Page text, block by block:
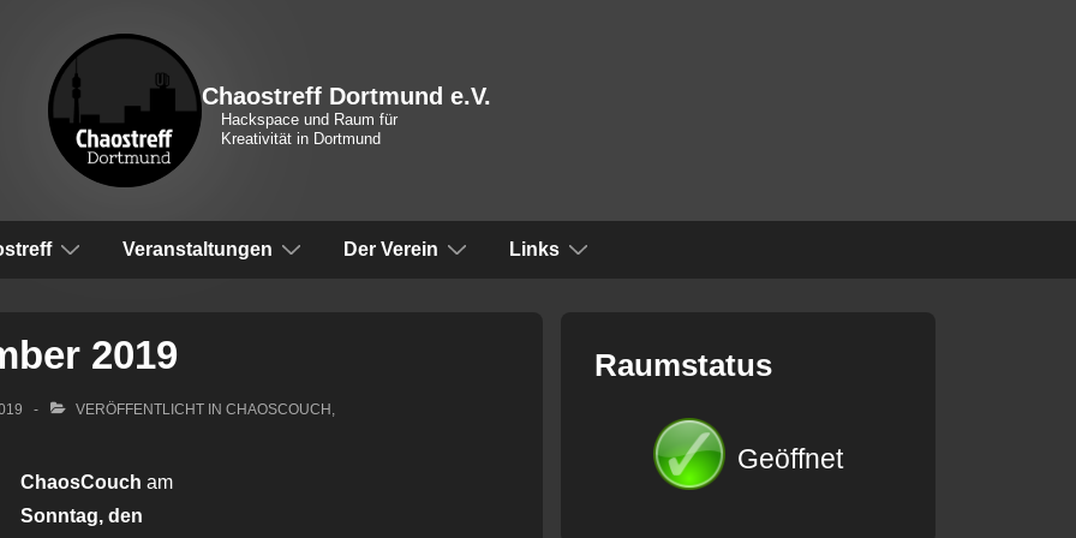
Chaostreff Dortmund e.V.
Hackspace und Raum für
Kreativität in Dortmund
Veranstaltungen Der Verein Links
2019
VERÖFFENTLICHT IN CHAOSCOUCH ,
ChaosCouch am
Sonntag, den
Raumstatus
Geöffnet